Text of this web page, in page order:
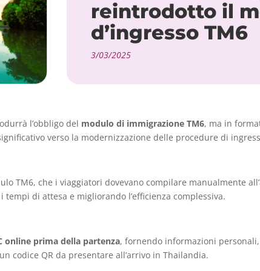
reintrodotto il
d’ingresso TM6
3/03/2025
l’obbligo del modulo di immigrazione TM6, ma in
verso la modernizzazione delle procedure di
TM6, che i viaggiatori dovevano compilare manualmente
di attesa e migliorando l’efficienza complessiva.
online prima della partenza, fornendo informazioni
codice QR da presentare all’arrivo in Thailandia.